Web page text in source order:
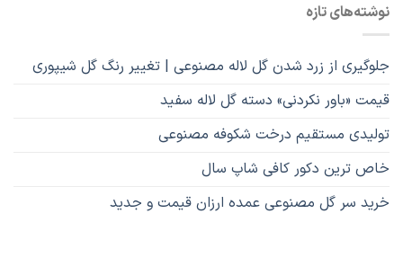
نوشته‌های تازه
جلوگیری از زرد شدن گل لاله مصنوعی | تغییر رنگ گل شیپوری
قیمت «باور نکردنی» دسته گل لاله سفید
تولیدی مستقیم درخت شکوفه مصنوعی
خاص ترین دکور کافی شاپ سال
خرید سر گل مصنوعی عمده ارزان قیمت و جدید